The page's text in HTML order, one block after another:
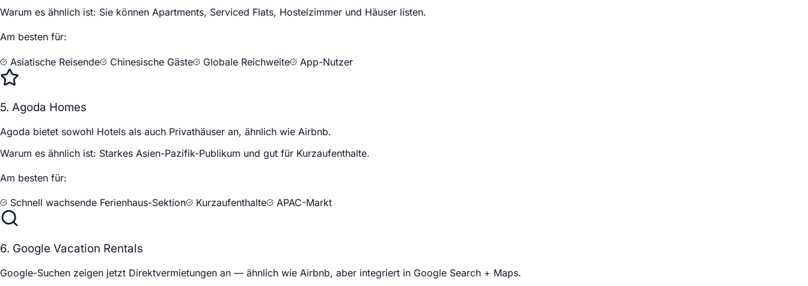
Warum es ähnlich ist: Sie können Apartments, Serviced Flats, Hostelzimmer und Häuser listen.
Am besten für:
Asiatische Reisende Chinesische Gäste Globale Reichweite App-Nutzer
5. Agoda Homes
Agoda bietet sowohl Hotels als auch Privathäuser an, ähnlich wie Airbnb.
Warum es ähnlich ist: Starkes Asien-Pazifik-Publikum und gut für Kurzaufenthalte.
Am besten für:
Schnell wachsende Ferienhaus-Sektion Kurzaufenthalte APAC-Markt
6. Google Vacation Rentals
Google-Suchen zeigen jetzt Direktvermietungen an — ähnlich wie Airbnb, aber integriert in Google Search + Maps.